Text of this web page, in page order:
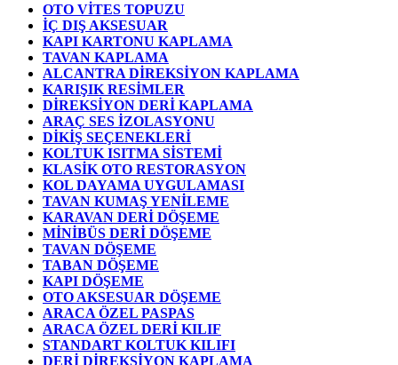
OTO VİTES TOPUZU
İÇ DIŞ AKSESUAR
KAPI KARTONU KAPLAMA
TAVAN KAPLAMA
ALCANTRA DİREKSİYON KAPLAMA
KARIŞIK RESİMLER
DİREKSİYON DERİ KAPLAMA
ARAÇ SES İZOLASYONU
DİKİŞ SEÇENEKLERİ
KOLTUK ISITMA SİSTEMİ
KLASİK OTO RESTORASYON
KOL DAYAMA UYGULAMASI
TAVAN KUMAŞ YENİLEME
KARAVAN DERİ DÖŞEME
MİNİBÜS DERİ DÖŞEME
TAVAN DÖŞEME
TABAN DÖŞEME
KAPI DÖŞEME
OTO AKSESUAR DÖŞEME
ARACA ÖZEL PASPAS
ARACA ÖZEL DERİ KILIF
STANDART KOLTUK KILIFI
DERİ DİREKSİYON KAPLAMA